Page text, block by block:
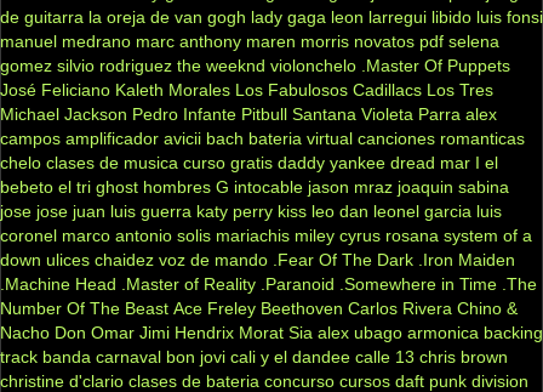
de guitarra la oreja de van gogh lady gaga leon larregui libido luis fonsi
manuel medrano marc anthony maren morris novatos pdf selena
gomez silvio rodriguez the weeknd violonchelo .Master Of Puppets
José Feliciano Kaleth Morales Los Fabulosos Cadillacs Los Tres
Michael Jackson Pedro Infante Pitbull Santana Violeta Parra alex
campos amplificador avicii bach bateria virtual canciones romanticas
chelo clases de musica curso gratis daddy yankee dread mar I el
bebeto el tri ghost hombres G intocable jason mraz joaquin sabina
jose jose juan luis guerra katy perry kiss leo dan leonel garcia luis
coronel marco antonio solis mariachis miley cyrus rosana system of a
down ulices chaidez voz de mando .Fear Of The Dark .Iron Maiden
.Machine Head
.Master of Reality .Paranoid .Somewhere in Time .The
Number Of The Beast Ace Freley Beethoven Carlos Rivera Chino &
Nacho Don Omar Jimi Hendrix Morat Sia alex ubago armonica backing
track banda carnaval bon jovi cali y el dandee calle 13 chris brown
christine d'clario clases de bateria concurso cursos daft punk division